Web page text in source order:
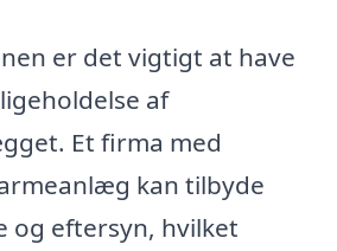
er det vigtigt at have
af
Et firma med
kan tilbyde
og eftersyn, hvilket